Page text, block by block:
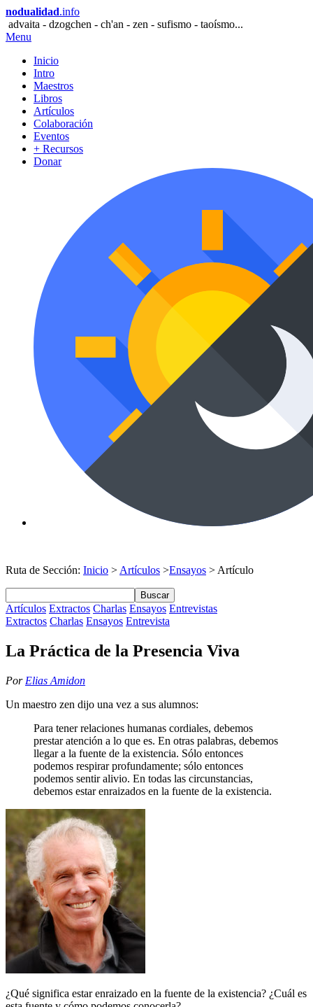
nodualidad.info
advaita - dzogchen - ch'an - zen - sufismo - taoísmo...
Menu
Inicio
Intro
Maestros
Libros
Artículos
Colaboración
Eventos
+ Recursos
Donar
Ruta de Sección: Inicio > Artículos >Ensayos > Artículo
Buscar
Artículos Extractos Charlas Ensayos Entrevistas
Extractos Charlas Ensayos Entrevista
La Práctica de la Presencia Viva
Por Elias Amidon
Un maestro zen dijo una vez a sus alumnos:
Para tener relaciones humanas cordiales, debemos
prestar atención a lo que es. En otras palabras, debemos
llegar a la fuente de la existencia. Sólo entonces
podemos respirar profundamente; sólo entonces
podemos sentir alivio. En todas las circunstancias,
debemos estar enraizados en la fuente de la existencia.
¿Qué significa estar enraizado en la fuente de la existencia? ¿Cuál es